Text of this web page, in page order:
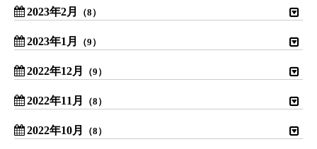
2023年2月 （8）
2023年1月 （9）
2022年12月 （9）
2022年11月 （8）
2022年10月 （8）